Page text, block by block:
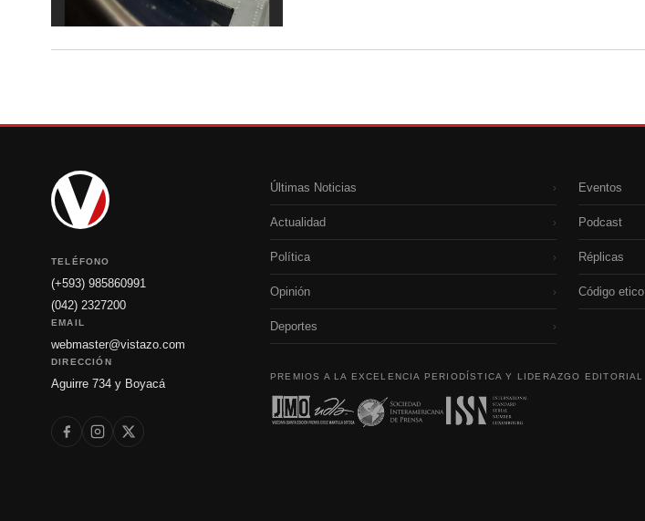
TELÉFONO
(+593) 985860991
(042) 2327200
EMAIL
webmaster@vistazo.com
DIRECCIÓN
Aguirre 734 y Boyacá
Últimas Noticias ›
Actualidad ›
Política ›
Opinión ›
Deportes ›
Eventos
Podcast
Réplicas
Código etico
PREMIOS A LA EXCELENCIA PERIODÍSTICA Y LIDERAZGO EDITORIAL